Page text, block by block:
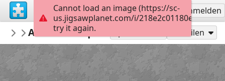
Registrieren Anmelden
mmsv
Olhar Sobre Sever
Anta da Cerqueira Teilen
Cannot load an image (https://sc-
us.jigsawplanet.com/i/
try it again.